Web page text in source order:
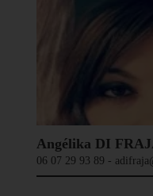
Angélika DI
06 07 29 93 89 -